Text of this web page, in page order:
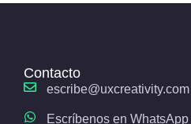
Contacto
escribe@uxcreativity.com
Escríbenos en WhatsApp